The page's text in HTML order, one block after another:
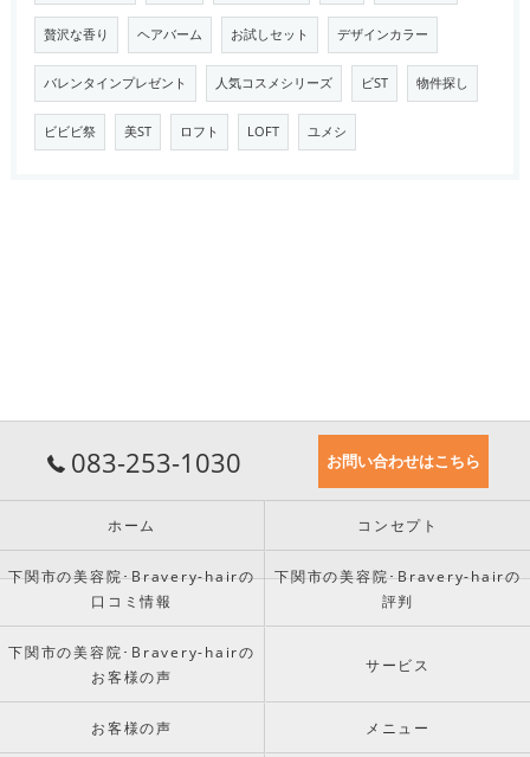
贅沢な香り ヘアバーム お試しセット デザインカラー
バレンタインプレゼント 人気コスメシリーズ ビST 物件探し
ビビビ祭 美ST ロフト LOFT ユメシ
083-253-1030 お問い合わせはこちら
ホーム コンセプト
下関市の美容院･Bravery-hairの
口コミ情報
下関市の美容院･Bravery-hairの
評判
下関市の美容院･Bravery-hairの
お客様の声
サービス
お客様の声 メニュー